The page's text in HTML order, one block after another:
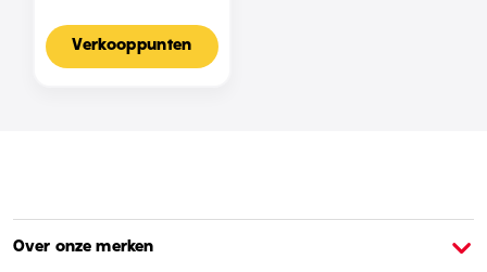
Voor 2-4 Spelers,
Nederlandse Editie
Verkooppunten
Over onze merken